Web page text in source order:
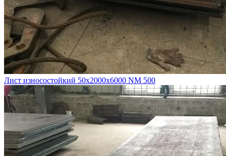
Лист износостойкий 50х2000х6000 NM 500